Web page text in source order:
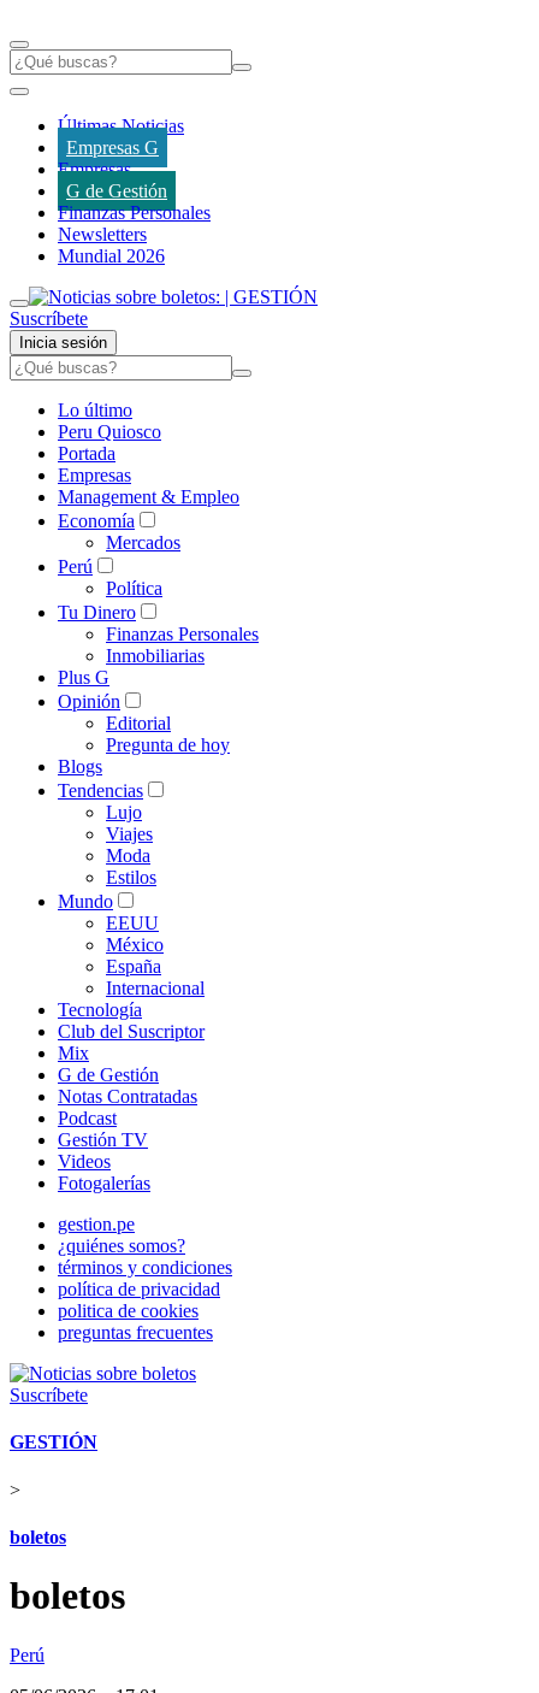
Últimas Noticias
Empresas G
Empresas
G de Gestión
Finanzas Personales
Newsletters
Mundial 2026
Suscríbete
Inicia sesión
Lo último
Peru Quiosco
Portada
Empresas
Management & Empleo
Economía
Mercados
Perú
Política
Tu Dinero
Finanzas Personales
Inmobiliarias
Plus G
Opinión
Editorial
Pregunta de hoy
Blogs
Tendencias
Lujo
Viajes
Moda
Estilos
Mundo
EEUU
México
España
Internacional
Tecnología
Club del Suscriptor
Mix
G de Gestión
Notas Contratadas
Podcast
Gestión TV
Videos
Fotogalerías
gestion.pe
¿quiénes somos?
términos y condiciones
política de privacidad
politica de cookies
preguntas frecuentes
Suscríbete
GESTIÓN
>
boletos
boletos
Perú